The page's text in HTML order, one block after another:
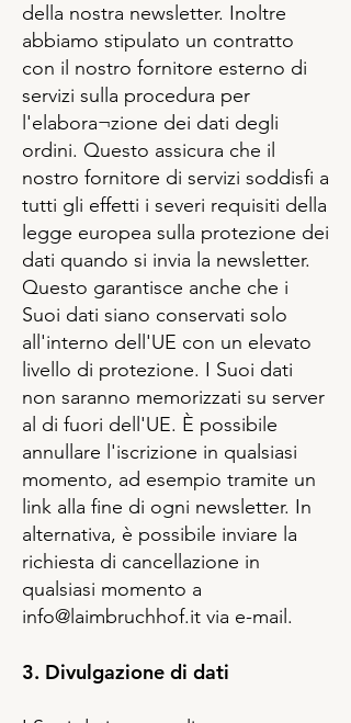
della nostra newsletter. Inoltre
abbiamo stipulato un contratto
con il nostro fornitore esterno di
servizi sulla procedura per
l'elabora¬zione dei dati degli
ordini. Questo assicura che il
nostro fornitore di servizi soddisfi a
tutti gli effetti i severi requisiti della
legge europea sulla protezione dei
dati quando si invia la newsletter.
Questo garantisce anche che i
Suoi dati siano conservati solo
all'interno dell'UE con un elevato
livello di protezione. I Suoi dati
non saranno memorizzati su server
al di fuori dell'UE. È possibile
annullare l'iscrizione in qualsiasi
momento, ad esempio tramite un
link alla fine di ogni newsletter. In
alternativa, è possibile inviare la
richiesta di cancellazione in
qualsiasi momento a
info@laimbruchhof.it via e-mail.
3. Divulgazione di dati